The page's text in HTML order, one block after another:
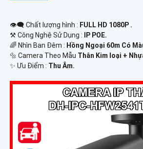
👁️‍🗨 Chất lượng hình : FULL HD 1080P .
⚒ Công Nghệ Sử Dụng :
IP POE.
🌈 Nhìn Ban Đêm : Hồng Ngoại 60m Có
🔩 Camera Theo Mẫu Thân Kim loại +
️✨ Ưu Điểm : Thu Âm.